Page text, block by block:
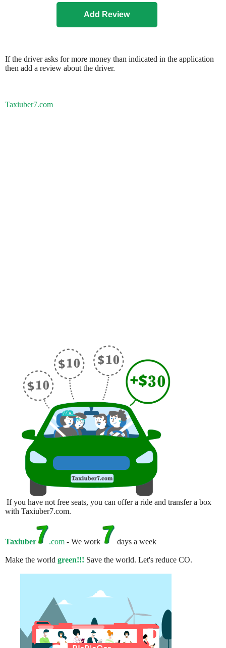
If the driver asks for more money than indicated in the application
then add a review about the driver.
Taxiuber7.com
If you have not free seats, you can offer a ride and transfer a box
with Taxiuber7.com.
Taxiuber .com - We work days a week
Make the world green!!! Save the world. Let's reduce CO.